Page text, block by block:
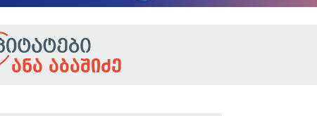
ანა აბაშიძე